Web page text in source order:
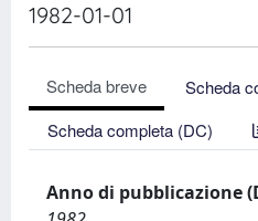
1982-01-01
Scheda breve
Scheda
Scheda completa (DC)
Anno di pubblicazione